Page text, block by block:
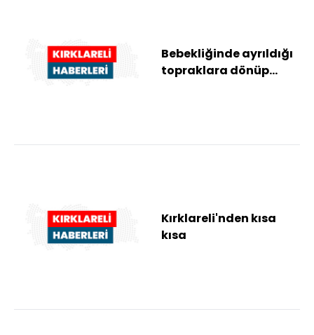
Bebekliğinde ayrıldığı
topraklara dönüp
Kırklareli'nden kısa
kısa